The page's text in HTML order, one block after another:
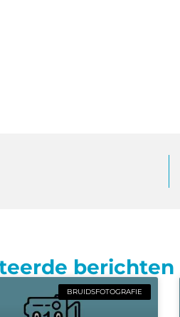
berichten
BRUIDSFOTOGRAFIE